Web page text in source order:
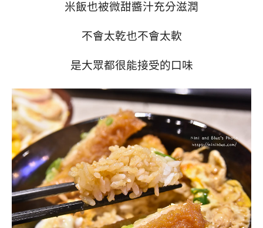
米飯也被微甜醬汁充分滋潤
不會太乾也不會太軟
是大眾都很能接受的口味